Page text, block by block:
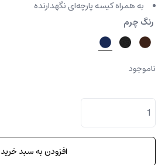
به همراه کیسه پارچه‌ای نگهدارنده
رنگ چرم
ناموجود
جا
کارتی
روکو
عدد
افزودن به سبد خرید